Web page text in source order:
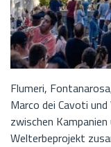
Flumeri,
Marco dei Cavoti
zwischen
Welterbeprojekt